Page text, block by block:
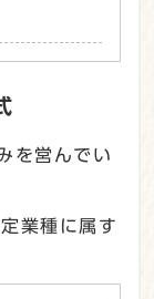
を営んでい
業種に属す